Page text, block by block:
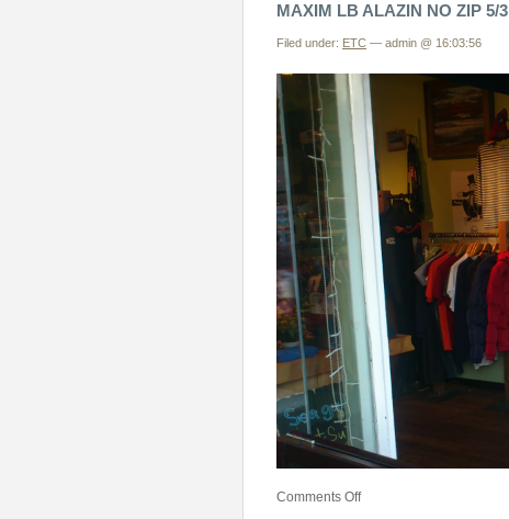
MAXIM LB ALAZIN NO ZIP 5/
Filed under: ETC — admin @ 16:03:56
Comments Off